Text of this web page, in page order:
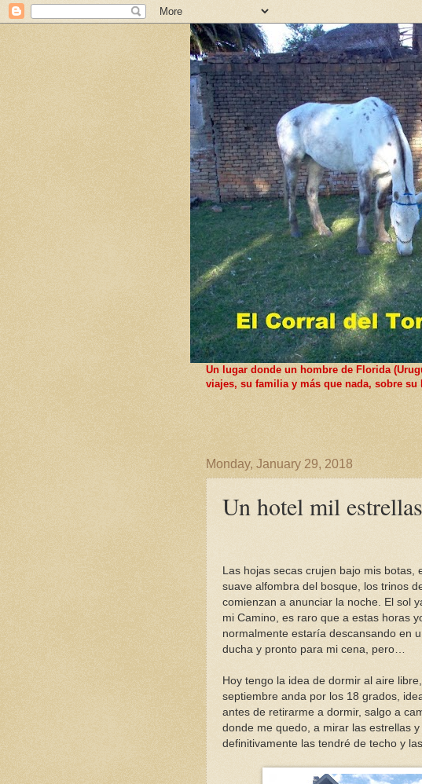
Un lugar donde un hombre de Florida
viajes, su familia y más que nada, sobre
Monday, January 29, 2018
Un hotel mil
Las hojas secas crujen bajo mis
suave alfombra del bosque, los trinos
comienzan a anunciar la noche. El sol
mi Camino, es raro que a estas horas
normalmente estaría descansando en
ducha y pronto para mi cena, pero…
Hoy tengo la idea de dormir al aire
septiembre anda por los 18 grados,
antes de retirarme a dormir, salgo a
donde me quedo, a mirar las estrellas
definitivamente las tendré de techo y